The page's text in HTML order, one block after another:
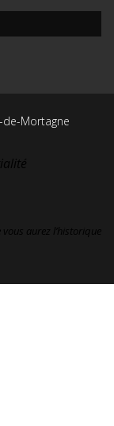
Mortagne
aurez l’historique